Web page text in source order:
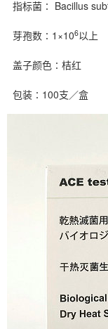
指标菌∶ Bacillus
芽孢数∶1×106以上
盖子颜色∶桔红
包装∶100支／盒